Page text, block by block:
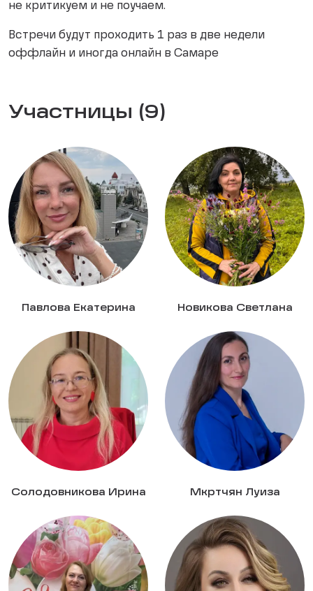
не критикуем и не поучаем.
Встречи будут проходить 1 раз в две недели
оффлайн и иногда онлайн в Самаре
Участницы (9)
Павлова Екатерина Новикова Светлана
Солодовникова Ирина Мкртчян Луиза